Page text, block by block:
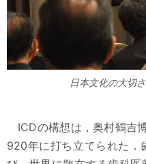
日本文化の大切
ICDの構想は，奥村鶴吉
920年に打ち立てられた．